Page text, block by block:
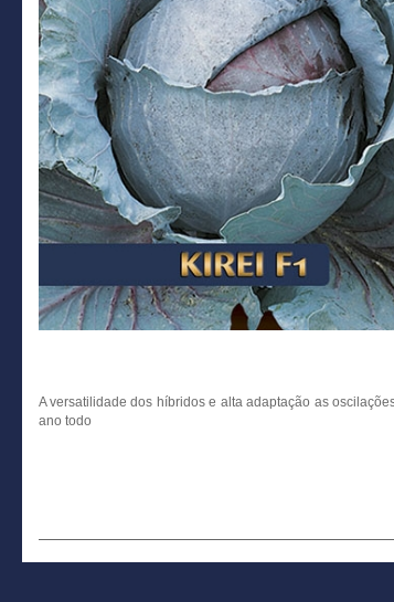
A versatilidade dos híbridos e alta adaptação as
ano todo